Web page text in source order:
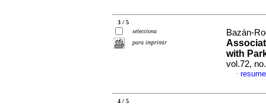
3 / 5
selecciona
para imprimir
Bazán-
with
vol.72,
·
4 / 5